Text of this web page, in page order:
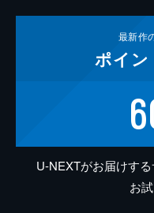
最新作
ポイン
U-NEXTがお届けす
お